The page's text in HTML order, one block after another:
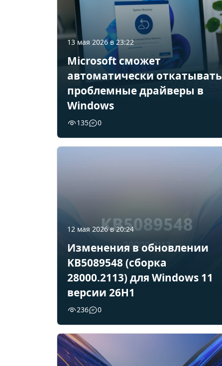
13 мая 2026 в 23:22
Microsoft сможет
автоматически откатывать
проблемные драйверы в
Windows
135 0
12 мая 2026 в 20:24
Изменения в обновлении
KB5089548 (сборка
28000.2113) для Windows 11
версии 26H1
236 0